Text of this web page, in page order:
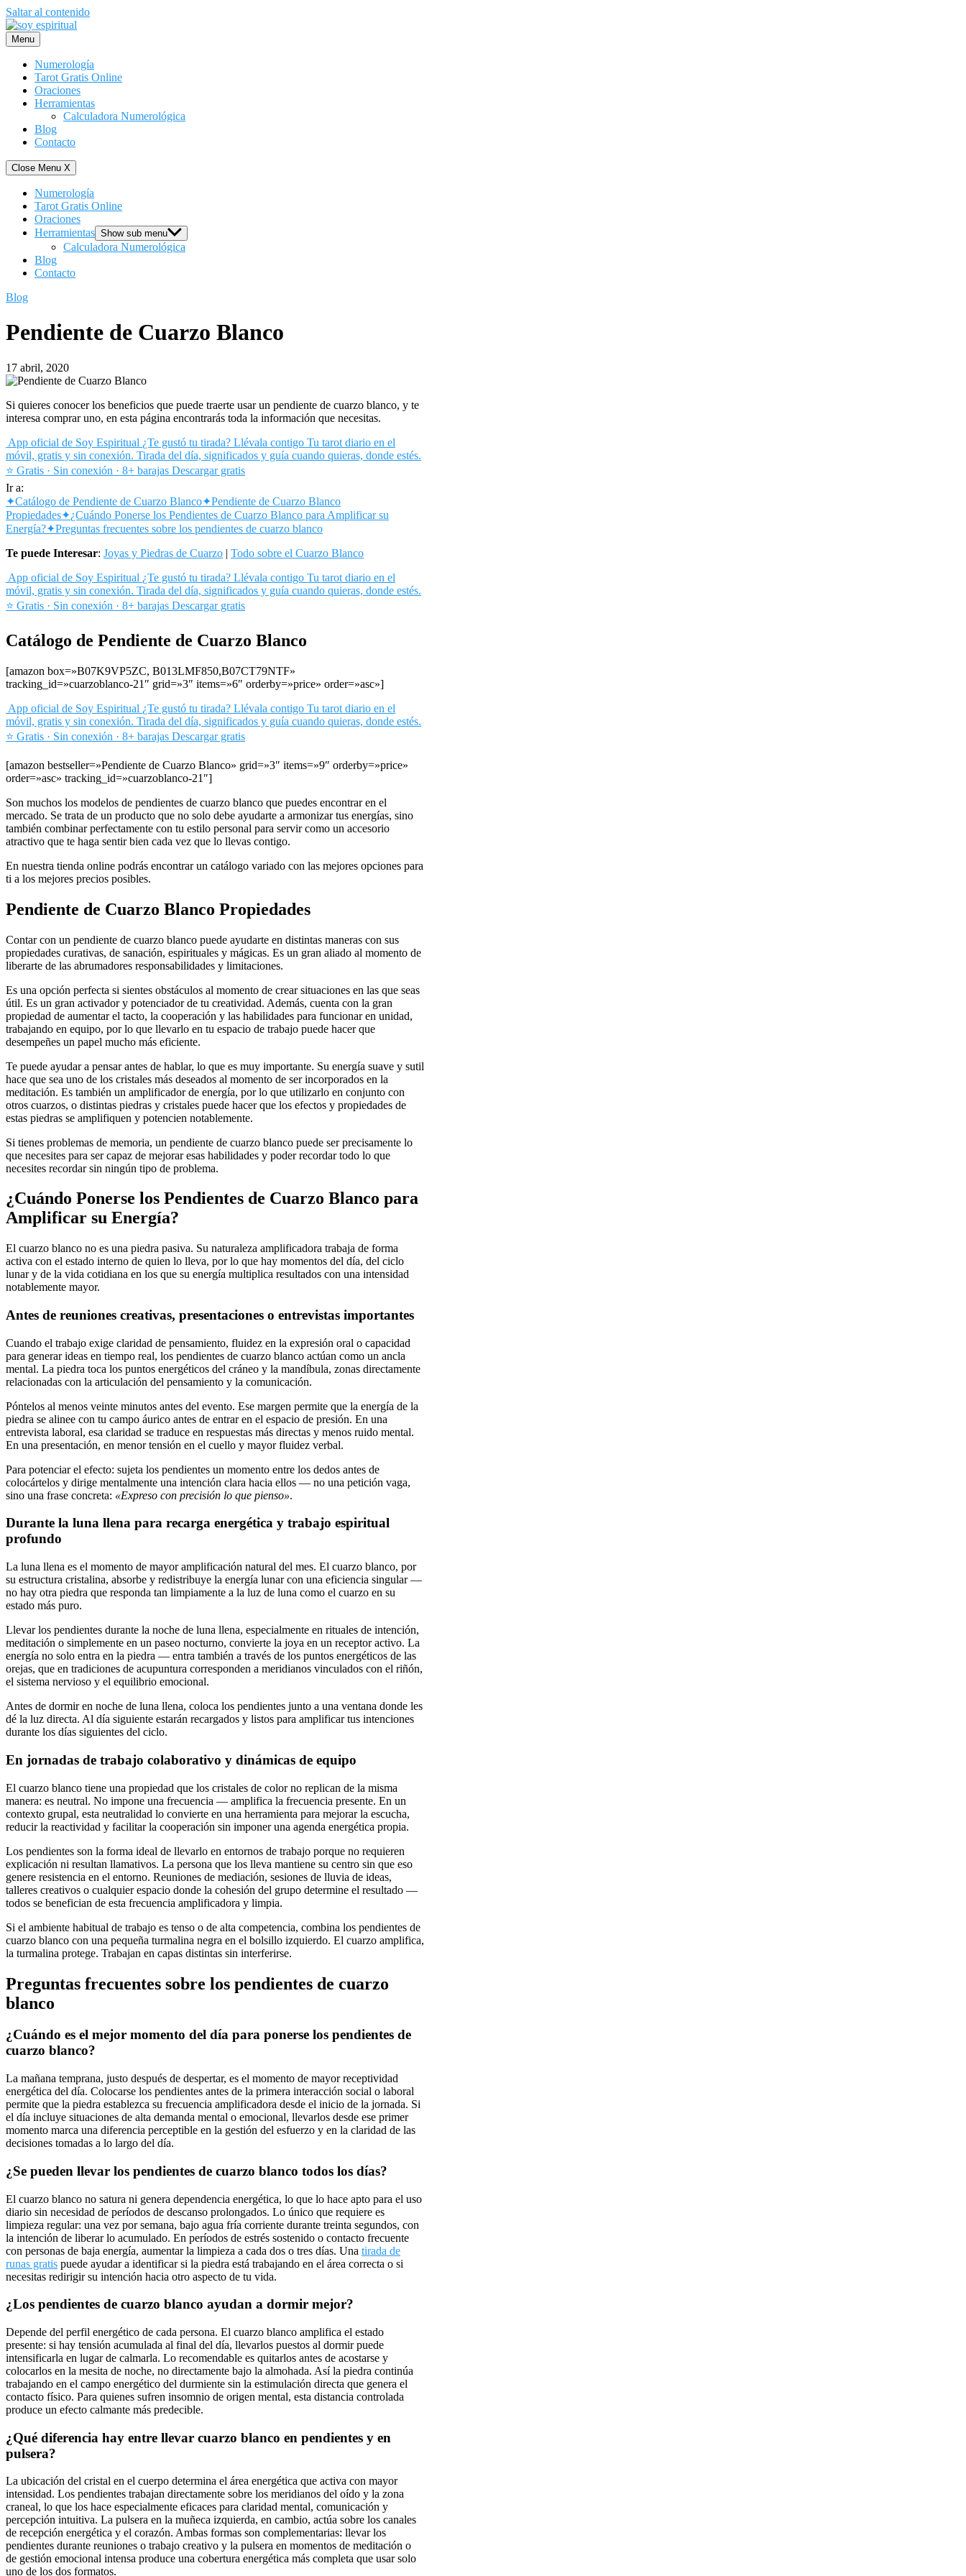
Saltar al contenido
Menu
Numerología
Tarot Gratis Online
Oraciones
Herramientas
Calculadora Numerológica
Blog
Contacto
Close Menu X
Numerología
Tarot Gratis Online
Oraciones
Herramientas Show sub menu
Calculadora Numerológica
Blog
Contacto
Blog
Pendiente de Cuarzo Blanco
17 abril, 2020
Si quieres conocer los beneficios que puede traerte usar un pendiente de cuarzo blanco, y te
interesa comprar uno, en esta página encontrarás toda la información que necesitas.
App oficial de Soy Espiritual ¿Te gustó tu tirada? Llévala contigo Tu tarot diario en el
móvil, gratis y sin conexión. Tirada del día, significados y guía cuando quieras, donde estés.
⭐ Gratis · Sin conexión · 8+ barajas Descargar gratis
Ir a:
✦Catálogo de Pendiente de Cuarzo Blanco✦Pendiente de Cuarzo Blanco
Propiedades✦¿Cuándo Ponerse los Pendientes de Cuarzo Blanco para Amplificar su
Energía?✦Preguntas frecuentes sobre los pendientes de cuarzo blanco
Te puede Interesar: Joyas y Piedras de Cuarzo | Todo sobre el Cuarzo Blanco
App oficial de Soy Espiritual ¿Te gustó tu tirada? Llévala contigo Tu tarot diario en el
móvil, gratis y sin conexión. Tirada del día, significados y guía cuando quieras, donde estés.
⭐ Gratis · Sin conexión · 8+ barajas Descargar gratis
Catálogo de Pendiente de Cuarzo Blanco
[amazon box=»B07K9VP5ZC, B013LMF850,B07CT79NTF»
tracking_id=»cuarzoblanco-21″ grid=»3″ items=»6″ orderby=»price» order=»asc»]
App oficial de Soy Espiritual ¿Te gustó tu tirada? Llévala contigo Tu tarot diario en el
móvil, gratis y sin conexión. Tirada del día, significados y guía cuando quieras, donde estés.
⭐ Gratis · Sin conexión · 8+ barajas Descargar gratis
[amazon bestseller=»Pendiente de Cuarzo Blanco» grid=»3″ items=»9″ orderby=»price»
order=»asc» tracking_id=»cuarzoblanco-21″]
Son muchos los modelos de pendientes de cuarzo blanco que puedes encontrar en el
mercado. Se trata de un producto que no solo debe ayudarte a armonizar tus energías, sino
también combinar perfectamente con tu estilo personal para servir como un accesorio
atractivo que te haga sentir bien cada vez que lo llevas contigo.
En nuestra tienda online podrás encontrar un catálogo variado con las mejores opciones para
ti a los mejores precios posibles.
Pendiente de Cuarzo Blanco Propiedades
Contar con un pendiente de cuarzo blanco puede ayudarte en distintas maneras con sus
propiedades curativas, de sanación, espirituales y mágicas. Es un gran aliado al momento de
liberarte de las abrumadores responsabilidades y limitaciones.
Es una opción perfecta si sientes obstáculos al momento de crear situaciones en las que seas
útil. Es un gran activador y potenciador de tu creatividad. Además, cuenta con la gran
propiedad de aumentar el tacto, la cooperación y las habilidades para funcionar en unidad,
trabajando en equipo, por lo que llevarlo en tu espacio de trabajo puede hacer que
desempeñes un papel mucho más eficiente.
Te puede ayudar a pensar antes de hablar, lo que es muy importante. Su energía suave y sutil
hace que sea uno de los cristales más deseados al momento de ser incorporados en la
meditación. Es también un amplificador de energía, por lo que utilizarlo en conjunto con
otros cuarzos, o distintas piedras y cristales puede hacer que los efectos y propiedades de
estas piedras se amplifiquen y potencien notablemente.
Si tienes problemas de memoria, un pendiente de cuarzo blanco puede ser precisamente lo
que necesites para ser capaz de mejorar esas habilidades y poder recordar todo lo que
necesites recordar sin ningún tipo de problema.
¿Cuándo Ponerse los Pendientes de Cuarzo Blanco para
Amplificar su Energía?
El cuarzo blanco no es una piedra pasiva. Su naturaleza amplificadora trabaja de forma
activa con el estado interno de quien lo lleva, por lo que hay momentos del día, del ciclo
lunar y de la vida cotidiana en los que su energía multiplica resultados con una intensidad
notablemente mayor.
Antes de reuniones creativas, presentaciones o entrevistas importantes
Cuando el trabajo exige claridad de pensamiento, fluidez en la expresión oral o capacidad
para generar ideas en tiempo real, los pendientes de cuarzo blanco actúan como un ancla
mental. La piedra toca los puntos energéticos del cráneo y la mandíbula, zonas directamente
relacionadas con la articulación del pensamiento y la comunicación.
Póntelos al menos veinte minutos antes del evento. Ese margen permite que la energía de la
piedra se alinee con tu campo áurico antes de entrar en el espacio de presión. En una
entrevista laboral, esa claridad se traduce en respuestas más directas y menos ruido mental.
En una presentación, en menor tensión en el cuello y mayor fluidez verbal.
Para potenciar el efecto: sujeta los pendientes un momento entre los dedos antes de
colocártelos y dirige mentalmente una intención clara hacia ellos — no una petición vaga,
sino una frase concreta: «Expreso con precisión lo que pienso».
Durante la luna llena para recarga energética y trabajo espiritual
profundo
La luna llena es el momento de mayor amplificación natural del mes. El cuarzo blanco, por
su estructura cristalina, absorbe y redistribuye la energía lunar con una eficiencia singular —
no hay otra piedra que responda tan limpiamente a la luz de luna como el cuarzo en su
estado más puro.
Llevar los pendientes durante la noche de luna llena, especialmente en rituales de intención,
meditación o simplemente en un paseo nocturno, convierte la joya en un receptor activo. La
energía no solo entra en la piedra — entra también a través de los puntos energéticos de las
orejas, que en tradiciones de acupuntura corresponden a meridianos vinculados con el riñón,
el sistema nervioso y el equilibrio emocional.
Antes de dormir en noche de luna llena, coloca los pendientes junto a una ventana donde les
dé la luz directa. Al día siguiente estarán recargados y listos para amplificar tus intenciones
durante los días siguientes del ciclo.
En jornadas de trabajo colaborativo y dinámicas de equipo
El cuarzo blanco tiene una propiedad que los cristales de color no replican de la misma
manera: es neutral. No impone una frecuencia — amplifica la frecuencia presente. En un
contexto grupal, esta neutralidad lo convierte en una herramienta para mejorar la escucha,
reducir la reactividad y facilitar la cooperación sin imponer una agenda energética propia.
Los pendientes son la forma ideal de llevarlo en entornos de trabajo porque no requieren
explicación ni resultan llamativos. La persona que los lleva mantiene su centro sin que eso
genere resistencia en el entorno. Reuniones de mediación, sesiones de lluvia de ideas,
talleres creativos o cualquier espacio donde la cohesión del grupo determine el resultado —
todos se benefician de esta frecuencia amplificadora y limpia.
Si el ambiente habitual de trabajo es tenso o de alta competencia, combina los pendientes de
cuarzo blanco con una pequeña turmalina negra en el bolsillo izquierdo. El cuarzo amplifica,
la turmalina protege. Trabajan en capas distintas sin interferirse.
Preguntas frecuentes sobre los pendientes de cuarzo
blanco
¿Cuándo es el mejor momento del día para ponerse los pendientes de
cuarzo blanco?
La mañana temprana, justo después de despertar, es el momento de mayor receptividad
energética del día. Colocarse los pendientes antes de la primera interacción social o laboral
permite que la piedra establezca su frecuencia amplificadora desde el inicio de la jornada. Si
el día incluye situaciones de alta demanda mental o emocional, llevarlos desde ese primer
momento marca una diferencia perceptible en la gestión del esfuerzo y en la claridad de las
decisiones tomadas a lo largo del día.
¿Se pueden llevar los pendientes de cuarzo blanco todos los días?
El cuarzo blanco no satura ni genera dependencia energética, lo que lo hace apto para el uso
diario sin necesidad de períodos de descanso prolongados. Lo único que requiere es
limpieza regular: una vez por semana, bajo agua fría corriente durante treinta segundos, con
la intención de liberar lo acumulado. En períodos de estrés sostenido o contacto frecuente
con personas de baja energía, aumentar la limpieza a cada dos o tres días. Una tirada de
runas gratis puede ayudar a identificar si la piedra está trabajando en el área correcta o si
necesitas redirigir su intención hacia otro aspecto de tu vida.
¿Los pendientes de cuarzo blanco ayudan a dormir mejor?
Depende del perfil energético de cada persona. El cuarzo blanco amplifica el estado
presente: si hay tensión acumulada al final del día, llevarlos puestos al dormir puede
intensificarla en lugar de calmarla. Lo recomendable es quitarlos antes de acostarse y
colocarlos en la mesita de noche, no directamente bajo la almohada. Así la piedra continúa
trabajando en el campo energético del durmiente sin la estimulación directa que genera el
contacto físico. Para quienes sufren insomnio de origen mental, esta distancia controlada
produce un efecto calmante más predecible.
¿Qué diferencia hay entre llevar cuarzo blanco en pendientes y en
pulsera?
La ubicación del cristal en el cuerpo determina el área energética que activa con mayor
intensidad. Los pendientes trabajan directamente sobre los meridianos del oído y la zona
craneal, lo que los hace especialmente eficaces para claridad mental, comunicación y
percepción intuitiva. La pulsera en la muñeca izquierda, en cambio, actúa sobre los canales
de recepción energética y el corazón. Ambas formas son complementarias: llevar los
pendientes durante reuniones o trabajo creativo y la pulsera en momentos de meditación o
de gestión emocional intensa produce una cobertura energética más completa que usar solo
uno de los dos formatos.